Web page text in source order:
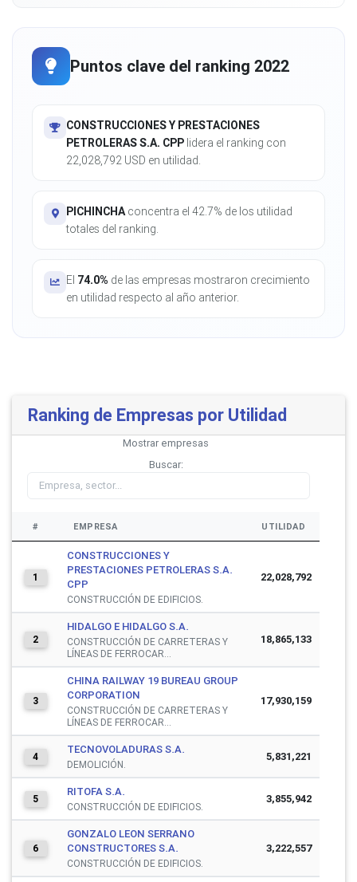
Puntos clave del ranking 2022
CONSTRUCCIONES Y PRESTACIONES
PETROLERAS S.A. CPP lidera el ranking con
22,028,792 USD en utilidad.
PICHINCHAconcentra el 42.7% de los utilidad
totales del ranking.
El 74.0% de las empresas mostraron crecimiento
en utilidad respecto al año anterior.
Ranking de Empresas por Utilidad
Mostrar empresas
Buscar:
# EMPRESA UTILIDAD
1
CONSTRUCCIONES Y
PRESTACIONES PETROLERAS S.A.
CPP
CONSTRUCCIÓN DE EDIFICIOS.
22,028,792
2
HIDALGO E HIDALGO S.A.
CONSTRUCCIÓN DE CARRETERAS Y
LÍNEAS DE FERROCAR...
18,865,133
3
CHINA RAILWAY 19 BUREAU GROUP
CORPORATION
CONSTRUCCIÓN DE CARRETERAS Y
LÍNEAS DE FERROCAR...
17,930,159
4
TECNOVOLADURAS S.A.
DEMOLICIÓN.
5,831,221
5
RITOFA S.A.
CONSTRUCCIÓN DE EDIFICIOS.
3,855,942
6
GONZALO LEON SERRANO
CONSTRUCTORES S.A.
CONSTRUCCIÓN DE EDIFICIOS.
3,222,557